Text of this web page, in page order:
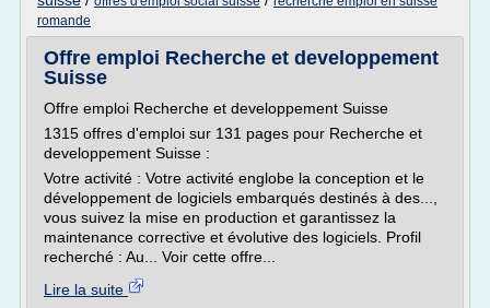
romande
Offre emploi Recherche et developpement
Suisse
Offre emploi Recherche et developpement Suisse
1315 offres d'emploi sur 131 pages pour Recherche et
developpement Suisse :
Votre activité : Votre activité englobe la conception et le
développement de logiciels embarqués destinés à des...,
vous suivez la mise en production et garantissez la
maintenance corrective et évolutive des logiciels. Profil
recherché : Au... Voir cette offre...
Lire la suite